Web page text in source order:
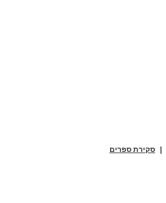
סקירת ספרים